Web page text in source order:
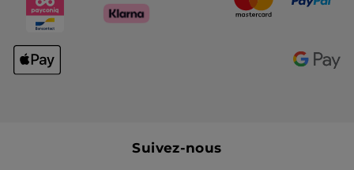
Suivez-nous